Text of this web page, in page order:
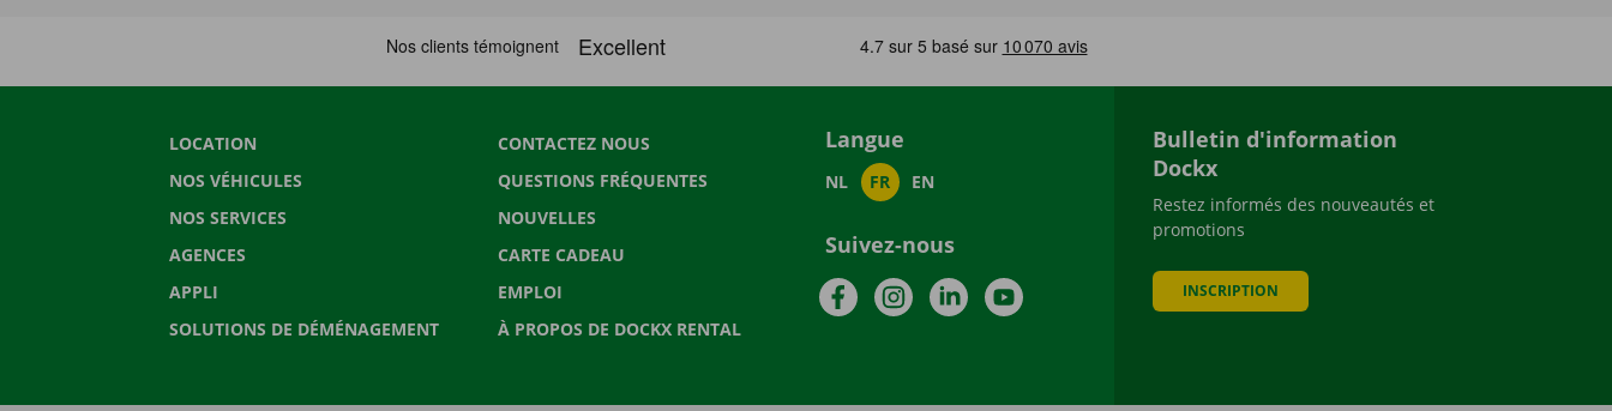
LOCATION
NOS VÉHICULES
NOS SERVICES
AGENCES
APPLI
SOLUTIONS DE DÉMÉNAGEMENT
CONTACTEZ NOUS
QUESTIONS FRÉQUENTES
NOUVELLES
CARTE CADEAU
EMPLOI
À PROPOS DE DOCKX RENTAL
Langue
NL FR EN
Suivez-nous
FacebookInstagramLinkedInYouTube
Bulletin d'information
Dockx
Restez informés des nouveautés et
promotions
INSCRIPTION